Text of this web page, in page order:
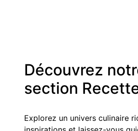
Découvrez
section
Explorez un univers culinaire